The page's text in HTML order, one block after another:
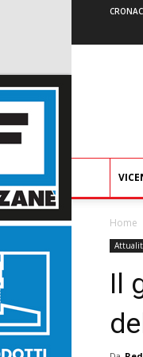
Home
Il